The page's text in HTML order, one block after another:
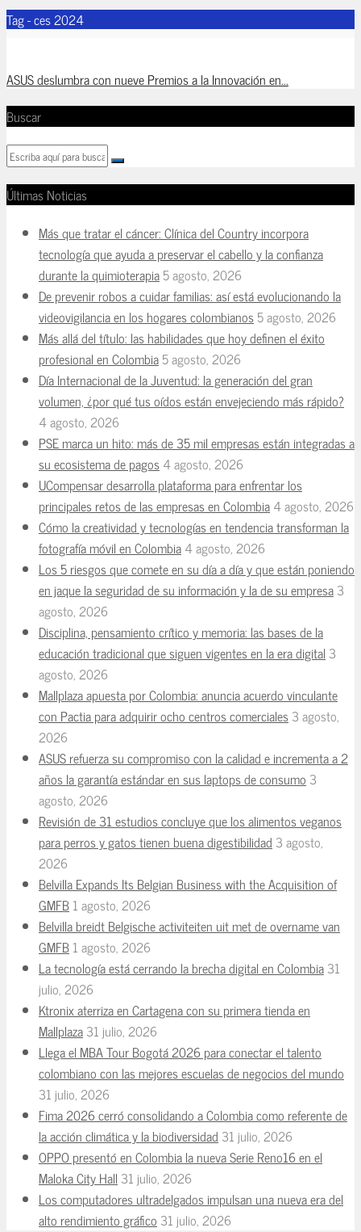
Tag - ces 2024
ASUS deslumbra con nueve Premios a la Innovación en...
Buscar
Últimas Noticias
Más que tratar el cáncer: Clínica del Country incorpora
tecnología que ayuda a preservar el cabello y la confianza
durante la quimioterapia5 agosto, 2026
De prevenir robos a cuidar familias: así está evolucionando la
videovigilancia en los hogares colombianos5 agosto, 2026
Más allá del título: las habilidades que hoy definen el éxito
profesional en Colombia5 agosto, 2026
Día Internacional de la Juventud: la generación del gran
volumen, ¿por qué tus oídos están envejeciendo más rápido?
4 agosto, 2026
PSE marca un hito: más de 35 mil empresas están integradas a
su ecosistema de pagos4 agosto, 2026
UCompensar desarrolla plataforma para enfrentar los
principales retos de las empresas en Colombia4 agosto, 2026
Cómo la creatividad y tecnologías en tendencia transforman la
fotografía móvil en Colombia4 agosto, 2026
Los 5 riesgos que comete en su día a día y que están poniendo
en jaque la seguridad de su información y la de su empresa3
agosto, 2026
Disciplina, pensamiento crítico y memoria: las bases de la
educación tradicional que siguen vigentes en la era digital 3
agosto, 2026
Mallplaza apuesta por Colombia: anuncia acuerdo vinculante
con Pactia para adquirir ocho centros comerciales3 agosto,
2026
ASUS refuerza su compromiso con la calidad e incrementa a 2
años la garantía estándar en sus laptops de consumo 3
agosto, 2026
Revisión de 31 estudios concluye que los alimentos veganos
para perros y gatos tienen buena digestibilidad 3 agosto,
2026
Belvilla Expands Its Belgian Business with the Acquisition of
GMFB1 agosto, 2026
Belvilla breidt Belgische activiteiten uit met de overname van
GMFB1 agosto, 2026
La tecnología está cerrando la brecha digital en Colombia31
julio, 2026
Ktronix aterriza en Cartagena con su primera tienda en
Mallplaza31 julio, 2026
Llega el MBA Tour Bogotá 2026 para conectar el talento
colombiano con las mejores escuelas de negocios del mundo
31 julio, 2026
Fima 2026 cerró consolidando a Colombia como referente de
la acción climática y la biodiversidad 31 julio, 2026
OPPO presentó en Colombia la nueva Serie Reno16 en el
Maloka City Hall 31 julio, 2026
Los computadores ultradelgados impulsan una nueva era del
alto rendimiento gráfico 31 julio, 2026